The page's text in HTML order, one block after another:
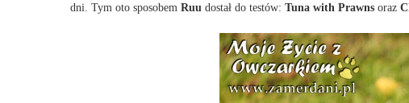
dni. Tym oto sposobem Ruu dostał do testów: Tuna with Prawns oraz